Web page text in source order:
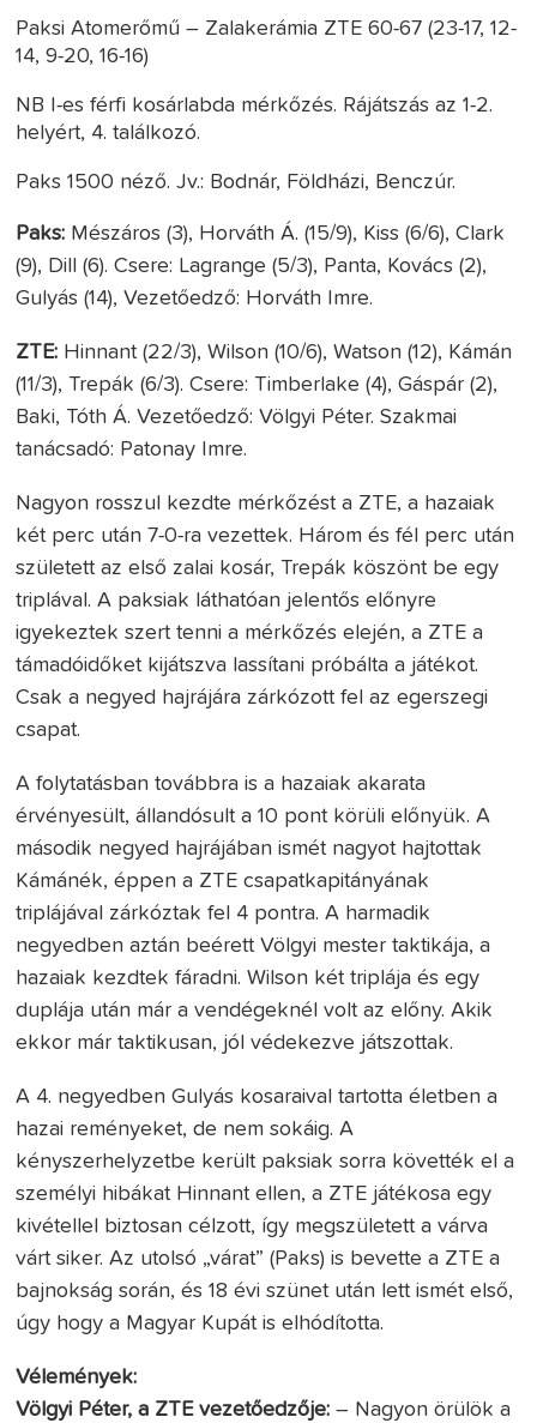
Paksi Atomerőmű – Zalakerámia ZTE 60-67 (23-17, 12-
14, 9-20, 16-16)
NB I-es férfi kosárlabda mérkőzés. Rájátszás az 1-2.
helyért, 4. találkozó.
Paks 1500 néző. Jv.: Bodnár, Földházi, Benczúr.
Paks: Mészáros (3), Horváth Á. (15/9), Kiss (6/6), Clark
(9), Dill (6). Csere: Lagrange (5/3), Panta, Kovács (2),
Gulyás (14), Vezetőedző: Horváth Imre.
ZTE: Hinnant (22/3), Wilson (10/6), Watson (12), Kámán
(11/3), Trepák (6/3). Csere: Timberlake (4), Gáspár (2),
Baki, Tóth Á. Vezetőedző: Völgyi Péter. Szakmai
tanácsadó: Patonay Imre.
Nagyon rosszul kezdte mérkőzést a ZTE, a hazaiak
két perc után 7-0-ra vezettek. Három és fél perc után
született az első zalai kosár, Trepák köszönt be egy
triplával. A paksiak láthatóan jelentős előnyre
igyekeztek szert tenni a mérkőzés elején, a ZTE a
támadóidőket kijátszva lassítani próbálta a játékot.
Csak a negyed hajrájára zárkózott fel az egerszegi
csapat.
A folytatásban továbbra is a hazaiak akarata
érvényesült, állandósult a 10 pont körüli előnyük. A
második negyed hajrájában ismét nagyot hajtottak
Kámánék, éppen a ZTE csapatkapitányának
triplájával zárkóztak fel 4 pontra. A harmadik
negyedben aztán beérett Völgyi mester taktikája, a
hazaiak kezdtek fáradni. Wilson két triplája és egy
duplája után már a vendégeknél volt az előny. Akik
ekkor már taktikusan, jól védekezve játszottak.
A 4. negyedben Gulyás kosaraival tartotta életben a
hazai reményeket, de nem sokáig. A
kényszerhelyzetbe került paksiak sorra követték el a
személyi hibákat Hinnant ellen, a ZTE játékosa egy
kivétellel biztosan célzott, így megszületett a várva
várt siker. Az utolsó „várat” (Paks) is bevette a ZTE a
bajnokság során, és 18 évi szünet után lett ismét első,
úgy hogy a Magyar Kupát is elhódította.
Vélemények:
Völgyi Péter, a ZTE vezetőedzője: – Nagyon örülök a